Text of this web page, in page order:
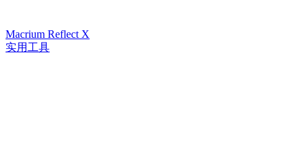
Macrium Reflect X
实用工具